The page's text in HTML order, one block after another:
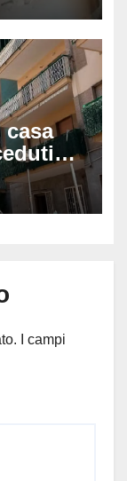
ipotesi
I campi